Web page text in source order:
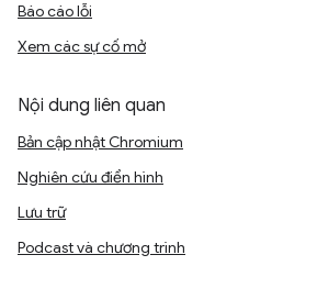
Báo cáo lỗi
Xem các sự cố mở
Nội dung liên quan
Bản cập nhật Chromium
Nghiên cứu điển hình
Lưu trữ
Podcast và chương trình